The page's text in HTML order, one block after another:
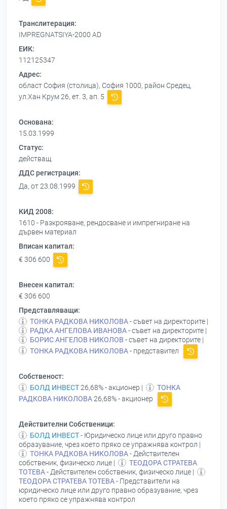
Транслитерация:
IMPREGNATSIYA-2000 AD
ЕИК:
112125347
Адрес:
област София (столица), София 1000, район Средец,
ул.Хан Крум 26, ет. 3, ап. 5
Основана:
15.03.1999
Статус:
действащ
ДДС регистрация:
Да, от 23.08.1999
КИД 2008:
1610 - Разкрояване, рендосване и импрегниране на
дървен материал
Вписан капитал:
€ 306 600
Внесен капитал:
€ 306 600
Представляващи:
ТОНКА РАДКОВА НИКОЛОВА- съвет на директорите |
РАДКА АНГЕЛОВА ИВАНОВА- съвет на директорите |
БОРИС АНГЕЛОВ НИКОЛОВ - съвет на директорите |
ТОНКА РАДКОВА НИКОЛОВА- представител
Собственост:
БОЛД ИНВЕСТ26,68% - акционер |
ТОНКА
РАДКОВА НИКОЛОВА26,68% - акционер
Действителни Собственици:
БОЛД ИНВЕСТ- Юридическо лице или друго правно
образувание, чрез което пряко се упражнява контрол |
ТОНКА РАДКОВА НИКОЛОВА- Действителен
собственик, физическо лице |
ТЕОДОРА СТРАТЕВА
ТОТЕВА- Действителен собственик, физическо лице |
ТЕОДОРА СТРАТЕВА ТОТЕВА- Представители на
юридическо лице или друго правно образувание, чрез
което пряко се упражнява контрол